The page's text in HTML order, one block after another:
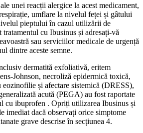
unei reacții alergice la acest medicament,
umflare la nivelul feței și gâtului
pieptului în cazul utilizării de
cu Ibusinus și adresați-vă
sau serviciilor medicale de urgență
dintre aceste semne.
dermatită exfoliativă, eritem
Johnson, necroliză epidermică toxică,
eozinofilie și afectare sistemică (DRESS),
acută (PEGA) au fost raportate
cu ibuprofen . Opriți utilizarea Ibusinus și
imediat dacă observați orice simptome
grave descrise în secțiunea 4.